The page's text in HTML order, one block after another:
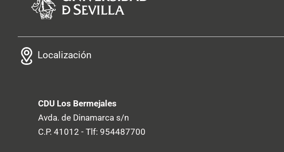
Localización
CDU Los Bermejales
Avda. de Dinamarca s/n
C.P. 41012 - Tlf: 954487700